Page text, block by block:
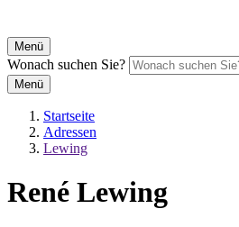
Menü
Wonach suchen Sie?
Menü
Startseite
Adressen
Lewing
René Lewing